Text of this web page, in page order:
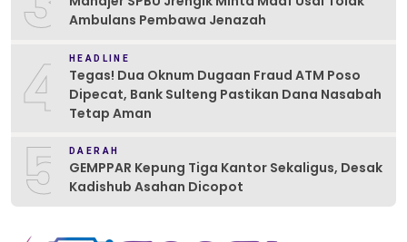
Ambulans Pembawa Jenazah
4 HEADLINE
Tegas! Dua Oknum Dugaan Fraud ATM Poso
Dipecat, Bank Sulteng Pastikan Dana Nasabah
Tetap Aman
5 DAERAH
GEMPPAR Kepung Tiga Kantor Sekaligus, Desak
Kadishub Asahan Dicopot